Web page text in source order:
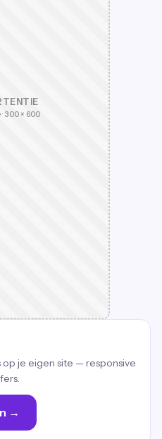
300 × 600
je eigen site — responsive
→